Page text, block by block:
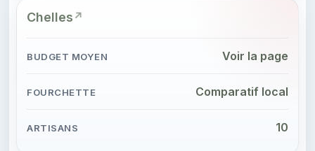
Chelles
Voir la page
Comparatif local
10